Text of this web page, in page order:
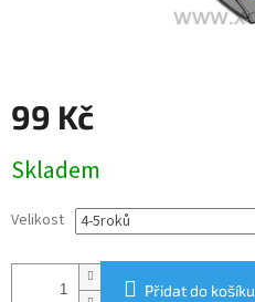
99 Kč
cena:
Skladem
Velikost
Přidat do košíku